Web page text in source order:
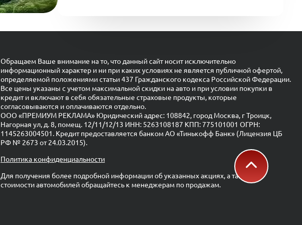
Обращаем Ваше внимание на то, что данный сайт носит исключительно
информационный характер и ни при каких условиях не является публичной офертой,
определяемой положениями статьи 437 Гражданского кодекса Российской Федерации.
Все цены указаны с учетом максимальной скидки на авто и при условии покупки в
кредит и включают в себя обязательные страховые продукты, которые
согласовываются и оплачиваются отдельно.
ООО «ПРЕМИУМ РЕКЛАМА» Юридический адрес: 108842, город Москва, г Троицк,
Нагорная ул, д. 8, помещ. 12/11/12/13 ИНН: 5263108187 КПП: 775101001 ОГРН:
1145263004501. Кредит предоставляется банком АО «Тинькофф Банк» (Лицензия ЦБ
РФ № 2673 от 24.03.2015).
Политика конфиденциальности
Для получения более подробной информации об указанных акциях, а также о
стоимости автомобилей обращайтесь к менеджерам по продажам.